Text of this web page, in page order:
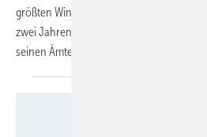
größten Windturbinenherstellern der
zwei Jahren ins Amt gekommenen Chefs
seinen Ämtern